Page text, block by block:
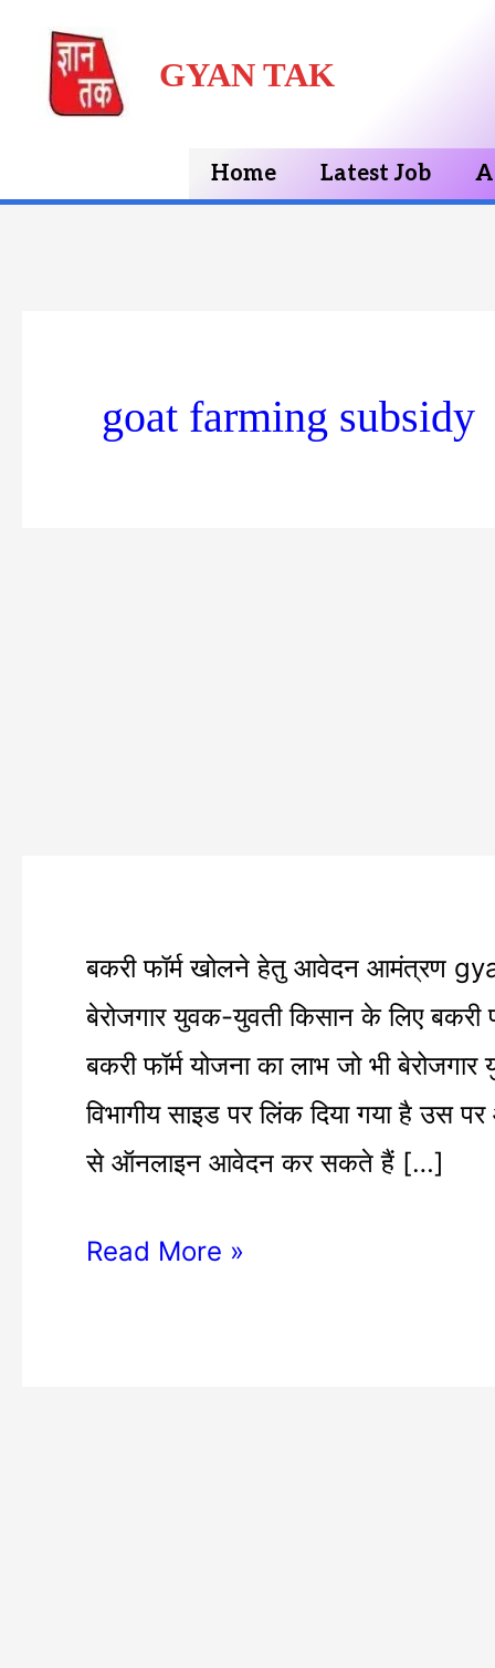
Skip
content
GYAN TAK
Home Latest Job
goat farming subsidy
बकरी फॉर्म खोलने हेतु आवेदन आमंत्रण
बेरोजगार युवक-युवती किसान के लिए
बकरी फॉर्म योजना का लाभ जो भी
विभागीय साइड पर लिंक दिया गया है उस
से ऑनलाइन आवेदन कर सकते हैं […]
बकरी
फॉर्म
खोलने
हेतु
आवेदन
|
Read More »